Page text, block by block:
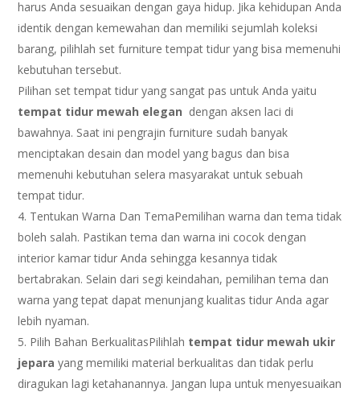
harus Anda sesuaikan dengan gaya hidup. Jika kehidupan Anda
identik dengan kemewahan dan memiliki sejumlah koleksi
barang, pilihlah set furniture tempat tidur yang bisa memenuhi
kebutuhan tersebut.
Pilihan set tempat tidur yang sangat pas untuk Anda yaitu
tempat tidur mewah elegan dengan aksen laci di
bawahnya. Saat ini pengrajin furniture sudah banyak
menciptakan desain dan model yang bagus dan bisa
memenuhi kebutuhan selera masyarakat untuk sebuah
tempat tidur.
Tentukan Warna Dan TemaPemilihan warna dan tema tidak
boleh salah. Pastikan tema dan warna ini cocok dengan
interior kamar tidur Anda sehingga kesannya tidak
bertabrakan. Selain dari segi keindahan, pemilihan tema dan
warna yang tepat dapat menunjang kualitas tidur Anda agar
lebih nyaman.
Pilih Bahan BerkualitasPilihlah tempat tidur mewah ukir
jeparayang memiliki material berkualitas dan tidak perlu
diragukan lagi ketahanannya. Jangan lupa untuk menyesuaikan